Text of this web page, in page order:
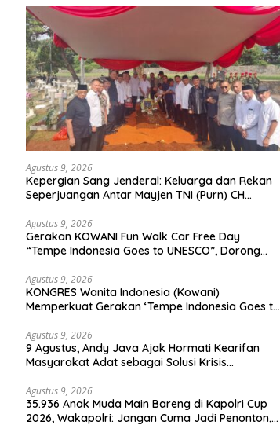
Agustus 9, 2026
Kepergian Sang Jenderal: Keluarga dan Rekan
Seperjuangan Antar Mayjen TNI (Purn) CH
Agustus 9, 2026
Gerakan KOWANI Fun Walk Car Free Day
“Tempe Indonesia Goes to UNESCO”, Dorong
Agustus 9, 2026
KONGRES Wanita Indonesia (Kowani)
Memperkuat Gerakan ‘Tempe Indonesia Goes to
Agustus 9, 2026
9 Agustus, Andy Java Ajak Hormati Kearifan
Masyarakat Adat sebagai Solusi Krisis
Agustus 9, 2026
35.936 Anak Muda Main Bareng di Kapolri Cup
2026, Wakapolri: Jangan Cuma Jadi Penonton,